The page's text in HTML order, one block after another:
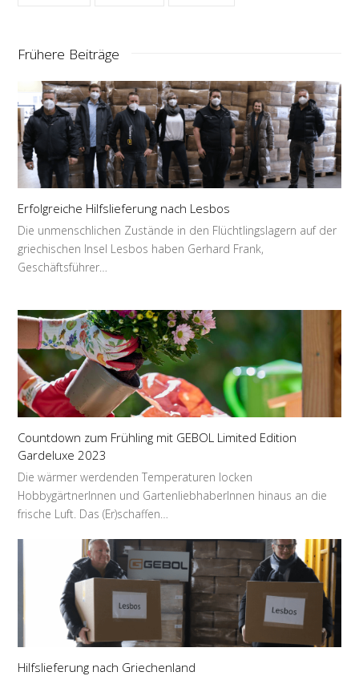
Frühere Beiträge
Erfolgreiche Hilfslieferung nach Lesbos
Die unmenschlichen Zustände in den Flüchtlingslagern auf der
griechischen Insel Lesbos haben Gerhard Frank,
Geschäftsführer…
Countdown zum Frühling mit GEBOL Limited Edition
Gardeluxe 2023
Die wärmer werdenden Temperaturen locken
HobbygärtnerInnen und GartenliebhaberInnen hinaus an die
frische Luft. Das (Er)schaffen…
Hilfslieferung nach Griechenland